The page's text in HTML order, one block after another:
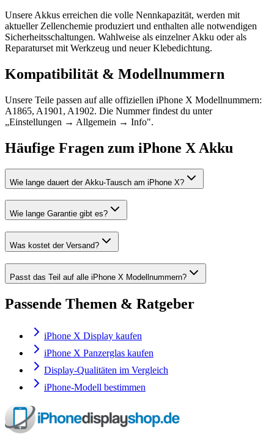
Unsere Akkus erreichen die volle Nennkapazität, werden mit
aktueller Zellenchemie produziert und enthalten alle notwendigen
Sicherheitsschaltungen. Wahlweise als einzelner Akku oder als
Reparaturset mit Werkzeug und neuer Klebedichtung.
Kompatibilität & Modellnummern
Unsere Teile passen auf alle offiziellen iPhone X Modellnummern:
A1865, A1901, A1902. Die Nummer findest du unter
„Einstellungen → Allgemein → Info".
Häufige Fragen zum iPhone X Akku
Wie lange dauert der Akku-Tausch am iPhone X?
Wie lange Garantie gibt es?
Was kostet der Versand?
Passt das Teil auf alle iPhone X Modellnummern?
Passende Themen & Ratgeber
iPhone X Display kaufen
iPhone X Panzerglas kaufen
Display-Qualitäten im Vergleich
iPhone-Modell bestimmen